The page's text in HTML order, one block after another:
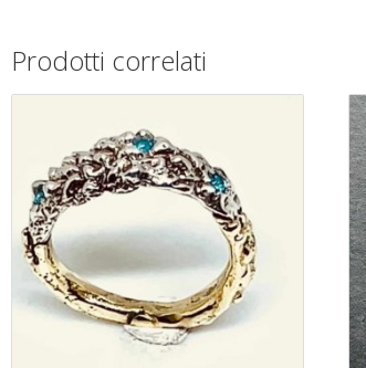
Prodotti correlati